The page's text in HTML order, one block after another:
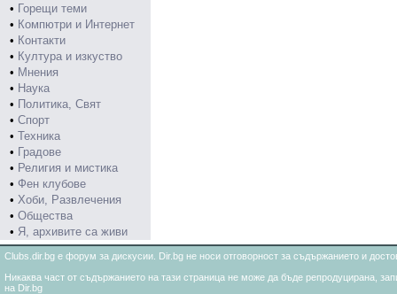
• Горещи теми
• Компютри и Интернет
• Контакти
• Култура и изкуство
• Мнения
• Наука
• Политика, Свят
• Спорт
• Техника
• Градове
• Религия и мистика
• Фен клубове
• Хоби, Развлечения
• Общества
• Я, архивите са живи
Clubs.dir.bg е форум за дискусии. Dir.bg не носи отговорност за съдържанието и
Никаква част от съдържанието на тази страница не може да бъде репродуцирана,
на Dir.bg